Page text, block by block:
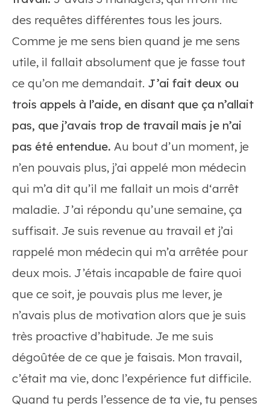
des requêtes différentes tous les jours.
Comme je me sens bien quand je me sens
utile, il fallait absolument que je fasse tout
ce qu’on me demandait. J’ai fait deux ou
trois appels à l’aide, en disant que ça n’allait
pas, que j’avais trop de travail mais je n’ai
pas été entendue. Au bout d’un moment, je
n’en pouvais plus, j’ai appelé mon médecin
qui m’a dit qu’il me fallait un mois d‘arrêt
maladie. J’ai répondu qu’une semaine, ça
suffisait. Je suis revenue au travail et j’ai
rappelé mon médecin qui m’a arrêtée pour
deux mois. J’étais incapable de faire quoi
que ce soit, je pouvais plus me lever, je
n’avais plus de motivation alors que je suis
très proactive d’habitude. Je me suis
dégoûtée de ce que je faisais. Mon travail,
c’était ma vie, donc l’expérience fut difficile.
Quand tu perds l’essence de ta vie, tu penses